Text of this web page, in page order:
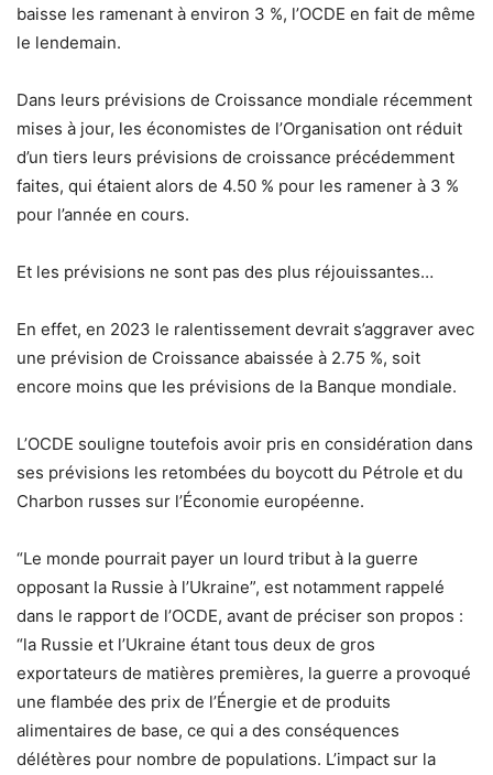
baisse les ramenant à environ 3 %, l’OCDE en fait de même
le lendemain.
Dans leurs prévisions de Croissance mondiale récemment
mises à jour, les économistes de l’Organisation ont réduit
d’un tiers leurs prévisions de croissance précédemment
faites, qui étaient alors de 4.50 % pour les ramener à 3 %
pour l’année en cours.
Et les prévisions ne sont pas des plus réjouissantes…
En effet, en 2023 le ralentissement devrait s’aggraver avec
une prévision de Croissance abaissée à 2.75 %, soit
encore moins que les prévisions de la Banque mondiale.
L’OCDE souligne toutefois avoir pris en considération dans
ses prévisions les retombées du boycott du Pétrole et du
Charbon russes sur l’Économie européenne.
“Le monde pourrait payer un lourd tribut à la guerre
opposant la Russie à l’Ukraine”, est notamment rappelé
dans le rapport de l’OCDE, avant de préciser son propos :
“la Russie et l’Ukraine étant tous deux de gros
exportateurs de matières premières, la guerre a provoqué
une flambée des prix de l’Énergie et de produits
alimentaires de base, ce qui a des conséquences
délétères pour nombre de populations. L’impact sur la